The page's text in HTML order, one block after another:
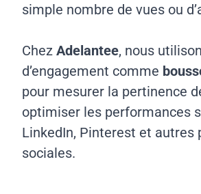
simple nombre de vues ou
ChezAdelantee, nous
d’engagement comme
pour mesurer la pertinence
optimiser les performances
LinkedIn, Pinterest et autres
sociales.